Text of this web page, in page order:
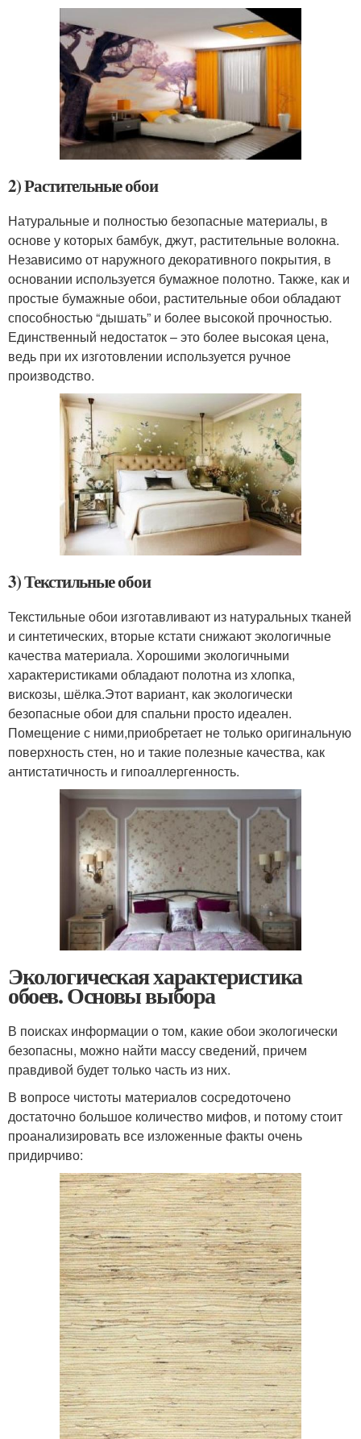
2) Растительные обои
Натуральные и полностью безопасные материалы, в
основе у которых бамбук, джут, растительные волокна.
Независимо от наружного декоративного покрытия, в
основании используется бумажное полотно. Также, как и
простые бумажные обои, растительные обои обладают
способностью “дышать” и более высокой прочностью.
Единственный недостаток – это более высокая цена,
ведь при их изготовлении используется ручное
производство.
3) Текстильные обои
Текстильные обои изготавливают из натуральных тканей
и синтетических, вторые кстати снижают экологичные
качества материала. Хорошими экологичными
характеристиками обладают полотна из хлопка,
вискозы, шёлка.Этот вариант, как экологически
безопасные обои для спальни просто идеален.
Помещение с ними,приобретает не только оригинальную
поверхность стен, но и такие полезные качества, как
антистатичность и гипоаллергенность.
Экологическая характеристика
обоев. Основы выбора
В поисках информации о том, какие обои экологически
безопасны, можно найти массу сведений, причем
правдивой будет только часть из них.
В вопросе чистоты материалов сосредоточено
достаточно большое количество мифов, и потому стоит
проанализировать все изложенные факты очень
придирчиво: